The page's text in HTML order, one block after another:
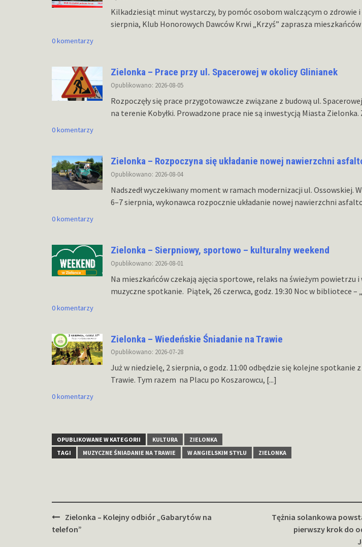
Kilkadziesiąt minut wystarczy, by pomóc osobom walczącym o zdrowie i
sierpnia, Klub Honorowych Dawców Krwi „Krzyś” zaprasza mieszkańców
0 komentarzy
Zielonka – Prace przy ul. Spacerowej w okolicy Glinianek
Opublikowano: 2026-08-05
Rozpoczęły się prace przygotowawcze związane z budową ul.
na terenie Kobyłki. Prowadzone prace nie są inwestycją Miasta Zielonka.
0 komentarzy
Zielonka – Rozpoczyna się układanie nowej nawierzchni
Opublikowano: 2026-08-04
Nadszedł wyczekiwany moment w ramach modernizacji ul. Ossowskiej.
6–7 sierpnia, wykonawca rozpocznie układanie nowej nawierzchni
0 komentarzy
Zielonka – Sierpniowy, sportowo – kulturalny weekend
Opublikowano: 2026-08-01
Na mieszkańców czekają ajęcia sportowe, relaks na świeżym powietrzu
muzyczne spotkanie. Piątek, 26 czerwca, godz. 19:30 Noc w bibliotece –
0 komentarzy
Zielonka – Wiedeńskie Śniadanie na Trawie
Opublikowano: 2026-07-28
Już w niedzielę, 2 sierpnia, o godz. 11:00 odbędzie się kolejne spotkanie
Trawie. Tym razem na Placu po Koszarowcu, [...]
0 komentarzy
OPUBLIKOWANE W KATEGORII KULTURA
ZIELONKA
TAGI
MUZYCZNE ŚNIADANIE NA TRAWIE W ANGIELSKIM STYLU ZIELONKA
Zobacz
wpisy
Zielonka – Kolejny odbiór „Gabarytów na
telefon”
Tężnia solankowa
pierwszy krok do